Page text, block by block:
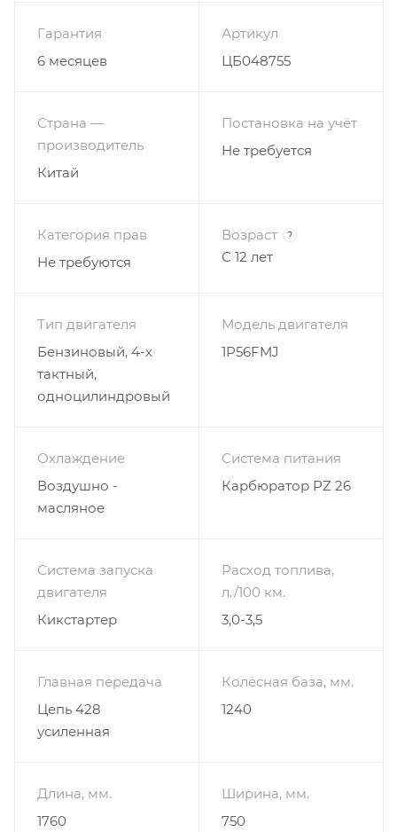
Гарантия
6 месяцев
Артикул
ЦБ048755
Страна —
производитель
Китай
Постановка на учёт
Не требуется
Категория прав
Не требуются
Возраст ?
С 12 лет
Тип двигателя
Бензиновый, 4-х
тактный,
одноцилиндровый
Модель двигателя
1P56FMJ
Охлаждение
Воздушно -
масляное
Система питания
Карбюратор PZ 26
Система запуска
двигателя
Кикстартер
Расход топлива,
л./100 км.
3,0-3,5
Главная передача
Цепь 428
усиленная
Колёсная база, мм.
1240
Длина, мм.
1760
Ширина, мм.
750